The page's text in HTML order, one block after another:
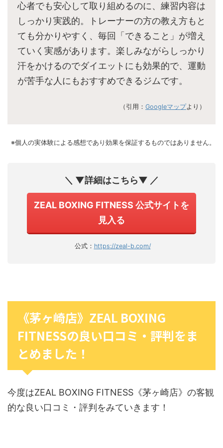
心者でも安心して取り組めるのに、練習内容は
しっかり実践的。トレーナーの方の教え方もと
ても分かりやすく、毎回「できること」が増え
ていく実感があります。楽しみながらしっかり
汗をかけるのでダイエットにも効果的で、運動
が苦手な人にもおすすめできるジムです。
（引用： Googleマップより）
※個人の実体験による感想であり効果を保証するものではありません。
＼ ▼詳細はこちら▼ ／
ZEAL BOXING FITNESS 公式サイトを
見入る
公式： https://zeal-b.com/
《茅ヶ崎店》ZEAL BOXING
FITNESSの良い口コミ・評判をま
とめました！
今度はZEAL BOXING FITNESS《茅ヶ崎店》の客観
的な良い口コミ・評判をみていきます！